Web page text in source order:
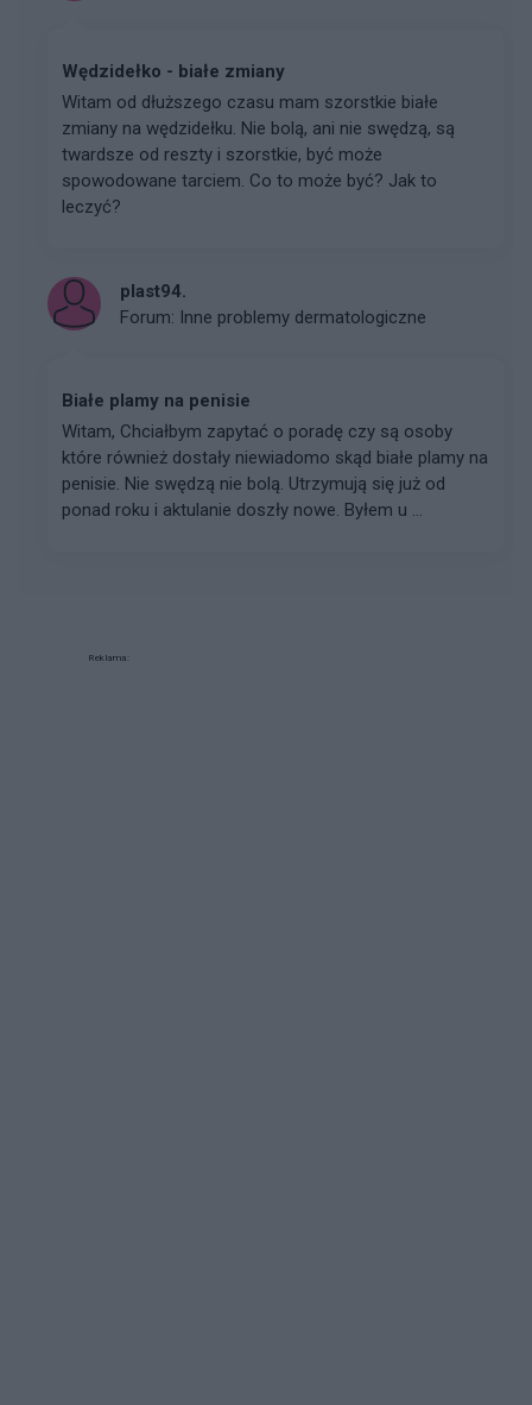
Wędzidełko - białe zmiany
Witam od dłuższego czasu mam szorstkie białe
zmiany na wędzidełku. Nie bolą, ani nie swędzą, są
twardsze od reszty i szorstkie, być może
spowodowane tarciem. Co to może być? Jak to
leczyć?
plast94.
Forum: Inne problemy dermatologiczne
Białe plamy na penisie
Witam, Chciałbym zapytać o poradę czy są osoby
które również dostały niewiadomo skąd białe plamy na
penisie. Nie swędzą nie bolą. Utrzymują się już od
ponad roku i aktulanie doszły nowe. Byłem u ...
Reklama: